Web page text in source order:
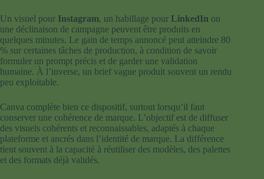
Un visuel pour Instagram, un habillage pour LinkedIn ou
une déclinaison de campagne peuvent être produits en
quelques minutes. Le gain de temps annoncé peut atteindre 80
% sur certaines tâches de production, à condition de savoir
formuler un prompt précis et de garder une validation
humaine. À l’inverse, un brief vague produit souvent un rendu
peu exploitable.
Canva complète bien ce dispositif, surtout lorsqu’il faut
conserver une cohérence de marque. L’objectif est de diffuser
des visuels cohérents et reconnaissables, adaptés à chaque
plateforme et ancrés dans l’identité de marque. La différence
tient souvent à la capacité à réutiliser des modèles, des palettes
et des formats déjà validés.